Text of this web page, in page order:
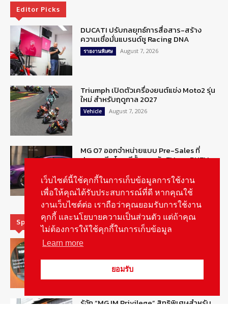
Editor Picks
DUCATI ปรับกลยุทธ์การสื่อสาร-สร้าง
ความเชื่อมั่นแบรนด์ชู Racing DNA
รายงานพิเศษ August 7, 2026
Triumph เปิดตัวเครื่องยนต์แข่ง Moto2 รุ่น
ใหม่ สำหรับฤดูกาล 2027
Vehicle August 7, 2026
MG 07 ออกจำหน่ายแบบ Pre-Sales ที่
ประเทศจีน โดยมีทั้งขุมพลัง EV และ PHEV
Special Picks
MG ลั่นกลองรบ! เตรียมลุยชิงส่วนแบ่งตลาด
รู้จัก “MG IM Privilege” สิทธิพิเศษสำหรับ
เว็บไซต์นี้ใช้คุกกี้ในการเก็บข้อมูลการใช้งาน
เพื่อให้คุณได้รับประสบการณ์ที่ดี หากคุณใช้
งานเว็บไซต์ต่อ เราถือว่าคุณยอมรับการใช้งาน
คุกกี้ และนโยบายความเป็นส่วนตัว แต่ถ้าคุณ
ไม่ต้องการให้ใช้คุกกี้ในการเก็บข้อมูล
Learn more
ยอมรับ